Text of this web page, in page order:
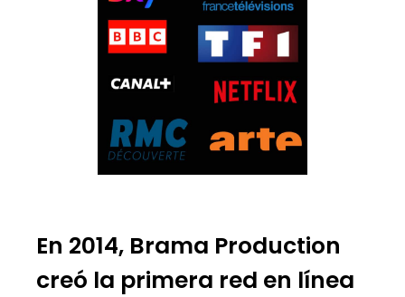
En 2014, Brama Production
creó la primera red en línea